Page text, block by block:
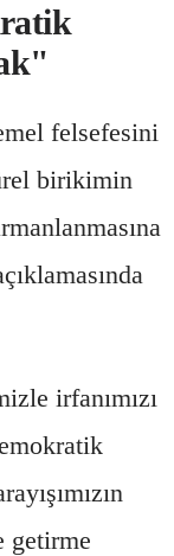
felsefesini
birikimin
irfanımızı
getirme